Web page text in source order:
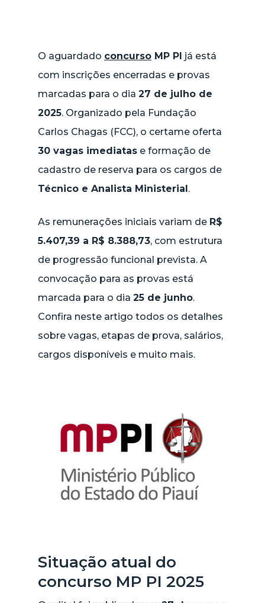
O aguardado concurso MP PI já está
com inscrições encerradas e provas
marcadas para o dia 27 de julho de
2025. Organizado pela Fundação
Carlos Chagas (FCC), o certame oferta
30 vagas imediatas e formação de
cadastro de reserva para os cargos de
Técnico e Analista Ministerial.
As remunerações iniciais variam de R$
5.407,39 a R$ 8.388,73, com estrutura
de progressão funcional prevista. A
convocação para as provas está
marcada para o dia 25 de junho.
Confira neste artigo todos os detalhes
sobre vagas, etapas de prova, salários,
cargos disponíveis e muito mais.
Situação atual do
concurso MP PI 2025